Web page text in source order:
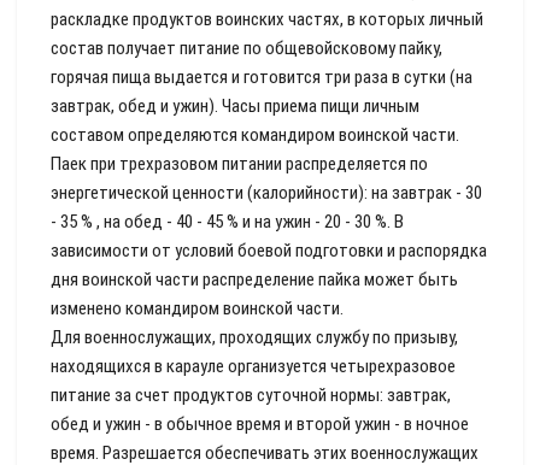
раскладке продуктов воинских частях, в которых личный
состав получает питание по общевойсковому пайку,
горячая пища выдается и готовится три раза в сутки (на
завтрак, обед и ужин). Часы приема пищи личным
составом определяются командиром воинской части.
Паек при трехразовом питании распределяется по
энергетической ценности (калорийности): на завтрак - 30
- 35 % , на обед - 40 - 45 % и на ужин - 20 - 30 %. В
зависимости от условий боевой подготовки и распорядка
дня воинской части распределение пайка может быть
изменено командиром воинской части.
Для военнослужащих, проходящих службу по призыву,
находящихся в карауле организуется четырехразовое
питание за счет продуктов суточной нормы: завтрак,
обед и ужин - в обычное время и второй ужин - в ночное
время. Разрешается обеспечивать этих военнослужащих